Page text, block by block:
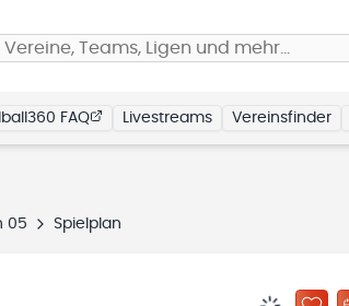
Vereine, Teams, Ligen und mehr…
FAQ Livestreams Vereinsfinder
05 Spielplan